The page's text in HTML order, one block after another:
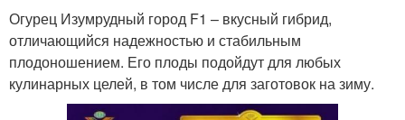
Огурец Изумрудный город F1 – вкусный гибрид,
отличающийся надежностью и стабильным
плодоношением. Его плоды подойдут для любых
кулинарных целей, в том числе для заготовок на зиму.